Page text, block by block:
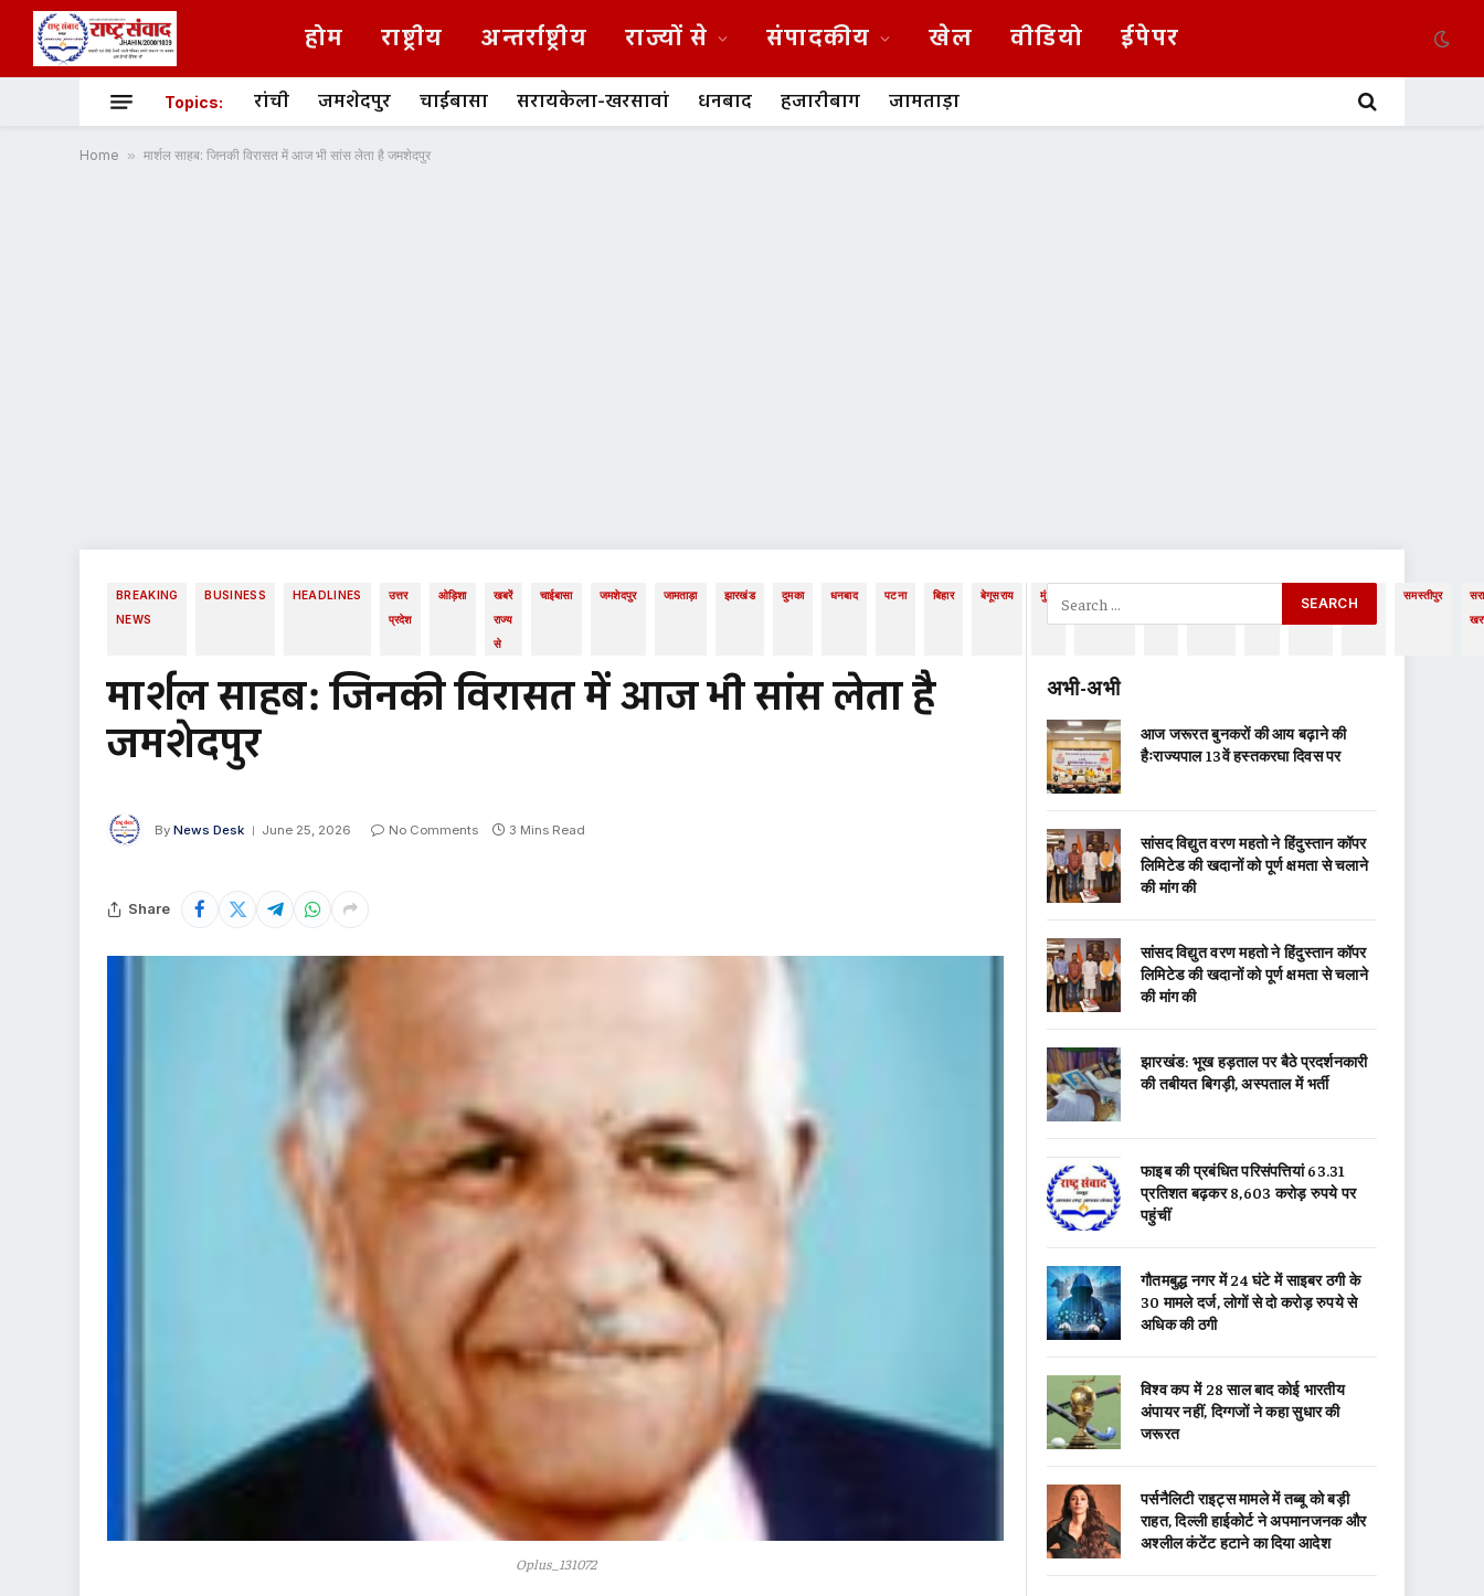
होम राष्ट्रीय अन्तर्राष्ट्रीय राज्यों से संपादकीय खेल वीडियो ईपेपर
Topics: रांची जमशेदपुर चाईबासा सरायकेला-खरसावां धनबाद हजारीबाग जामताड़ा
Home » मार्शल साहब: जिनकी विरासत में आज भी सांस लेता है जमशेदपुर
BREAKING
NEWS
BUSINESS HEADLINES
उत्तर
प्रदेश
ओड़िशा
खबरें
राज्य
से
चाईबासा जमशेदपुर जामताड़ा झारखंड दुमका धनबाद पटना बिहार बेगूसराय मुंगेर समस्तीपुर
मार्शल साहब: जिनकी विरासत में आज भी सांस लेता है
जमशेदपुर
By News Desk June 25, 2026 No Comments 3 Mins Read
Share
Oplus_131072
अभी-अभी
आज जरूरत बुनकरों की आय बढ़ाने की
हैःराज्यपाल 13वें हस्तकरघा दिवस पर
सांसद विद्युत वरण महतो ने हिंदुस्तान कॉपर
लिमिटेड की खदानों को पूर्ण क्षमता से चलाने
की मांग की
सांसद विद्युत वरण महतो ने हिंदुस्तान कॉपर
लिमिटेड की खदानों को पूर्ण क्षमता से चलाने
की मांग की
झारखंड: भूख हड़ताल पर बैठे प्रदर्शनकारी
की तबीयत बिगड़ी, अस्पताल में भर्ती
फाइब की प्रबंधित परिसंपत्तियां 63.31
प्रतिशत बढ़कर 8,603 करोड़ रुपये पर
पहुंचीं
गौतमबुद्ध नगर में 24 घंटे में साइबर ठगी के
30 मामले दर्ज, लोगों से दो करोड़ रुपये से
अधिक की ठगी
विश्व कप में 28 साल बाद कोई भारतीय
अंपायर नहीं, दिग्गजों ने कहा सुधार की
जरूरत
पर्सनैलिटी राइट्स मामले में तब्बू को बड़ी
राहत, दिल्ली हाईकोर्ट ने अपमानजनक और
अश्लील कंटेंट हटाने का दिया आदेश